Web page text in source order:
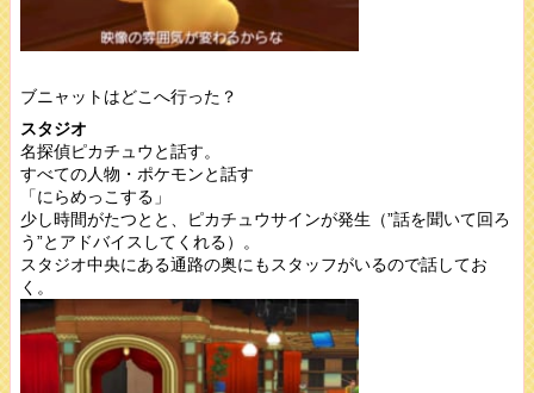
ブニャットはどこへ行った？
スタジオ
名探偵ピカチュウと話す。
すべての人物・ポケモンと話す
「にらめっこする」
少し時間がたつとと、ピカチュウサインが発生（”話を聞いて回ろ
う”とアドバイスしてくれる）。
スタジオ中央にある通路の奥にもスタッフがいるので話してお
く。